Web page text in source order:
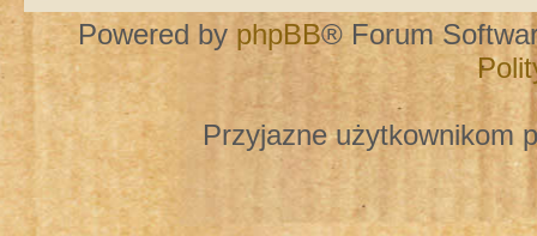
Powered by phpBB® Forum
Przyjazne użytkownikom